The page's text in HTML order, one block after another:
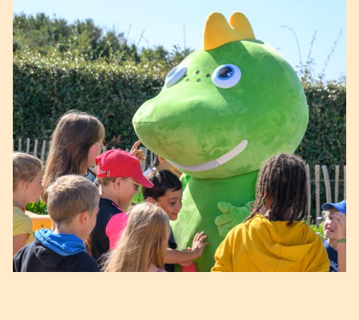
que vous puissiez profiter de moments en
amoureux. Pendant votre séjour, ne manquez pas
de rencontrer notremascotte, Dino
, qui fera le
bonheur des plus jeunes et vous offrira des
souvenirs inoubliables avec vos enfants.
Nous vous recommandons de vous inscrire à
l’avance pour les animations enfants à la réception.
Profitez de moments de détente en famille à
Pleubian en Bretagne.